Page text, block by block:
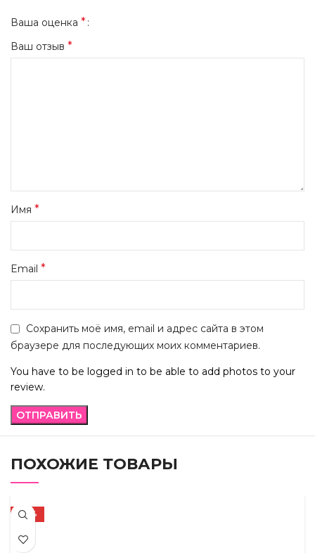
Ваша оценка *
Ваш отзыв *
Имя *
Email *
Сохранить моё имя, email и адрес сайта в этом
браузере для последующих моих комментариев.
You have to be logged in to be able to add photos to your
review.
ПОХОЖИЕ ТОВАРЫ
-42%